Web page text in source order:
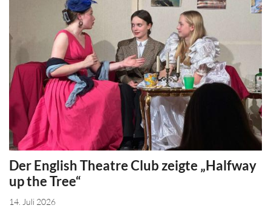
Der English Theatre Club zeigte „Halfway
up the Tree“
14. Juli 2026